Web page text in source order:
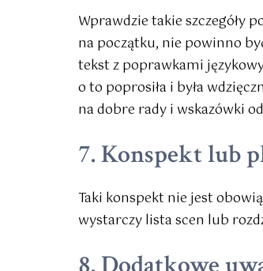
Wprawdzie takie szczegóły
na początku, nie powinno
tekst z poprawkami
o to poprosiła i była
na dobre rady i wskazówki
7. Konspekt lub
Taki konspekt nie jest
wystarczy lista scen lub